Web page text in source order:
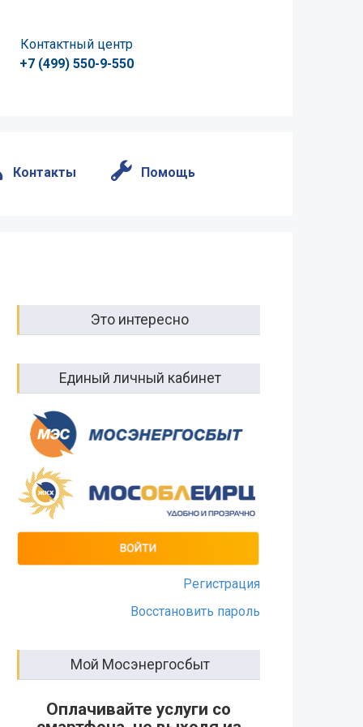
Контактный центр
+7 (499) 550-9-550
Контакты Помощь
Это интересно
Единый личный кабинет
Регистрация
Восстановить пароль
Мой Мосэнергосбыт
Оплачивайте услуги со